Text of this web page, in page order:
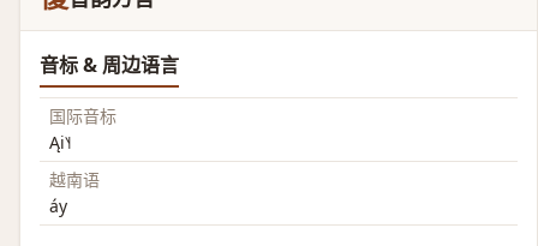
音标 & 周边语言
国际音标
Ąi˥˧
越南语
áy